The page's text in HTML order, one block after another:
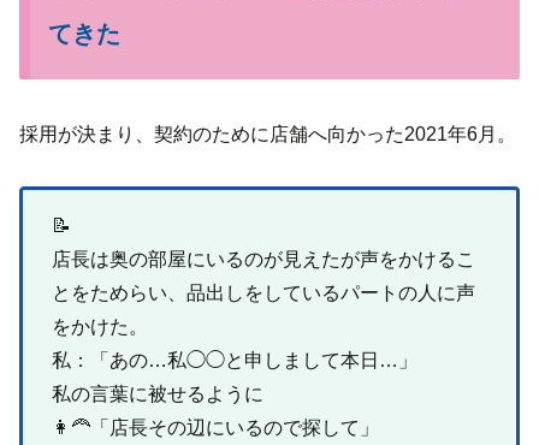
てきた
採用が決まり、契約のために店舗へ向かった2021年6月。
📝
店長は奥の部屋にいるのが見えたが声をかけるこ
とをためらい、品出しをしているパートの人に声
をかけた。
私：「あの…私◯◯と申しまして本日…」
私の言葉に被せるように
👩‍🦰「店長その辺にいるので探して」